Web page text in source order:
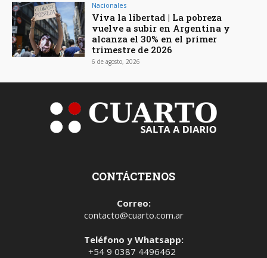
Nacionales
Viva la libertad | La pobreza
vuelve a subir en Argentina y
alcanza el 30% en el primer
trimestre de 2026
6 de agosto, 2026
CONTÁCTENOS
Correo:
contacto@cuarto.com.ar
Teléfono y Whatsapp:
+54 9 0387 4496462